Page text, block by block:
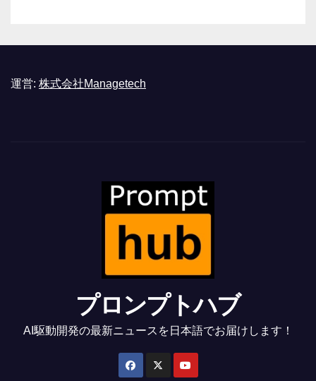
運営: 株式会社Managetech
プロンプトハブ
AI駆動開発の最新ニュースを日本語でお届けします！